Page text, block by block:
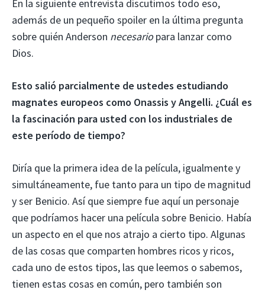
En la siguiente entrevista discutimos todo eso,
además de un pequeño spoiler en la última pregunta
sobre quién Anderson necesariopara lanzar como
Dios.
Esto salió parcialmente de ustedes estudiando
magnates europeos como Onassis y Angelli. ¿Cuál es
la fascinación para usted con los industriales de
este período de tiempo?
Diría que la primera idea de la película, igualmente y
simultáneamente, fue tanto para un tipo de magnitud
y ser Benicio. Así que siempre fue aquí un personaje
que podríamos hacer una película sobre Benicio. Había
un aspecto en el que nos atrajo a cierto tipo. Algunas
de las cosas que comparten hombres ricos y ricos,
cada uno de estos tipos, las que leemos o sabemos,
tienen estas cosas en común, pero también son